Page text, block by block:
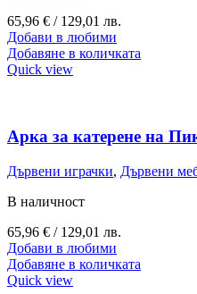
65,96 € / 129,01 лв.
Добави в любими
Добавяне в количката
Quick view
Арка за катерене на
Дървени играчки, Дървени
В наличност
65,96 € / 129,01 лв.
Добави в любими
Добавяне в количката
Quick view